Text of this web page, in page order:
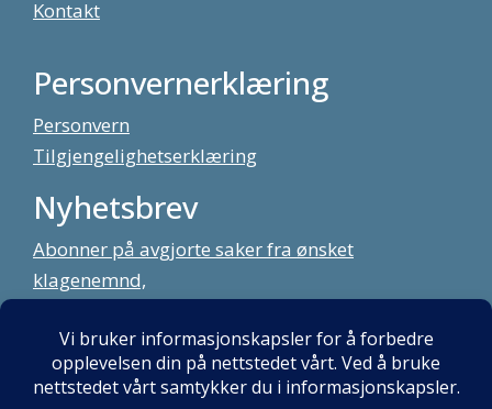
Kontakt
Personvernerklæring
Personvern
Tilgjengelighetserklæring
Nyhetsbrev
Abonner på avgjorte saker fra ønsket
klagenemnd,